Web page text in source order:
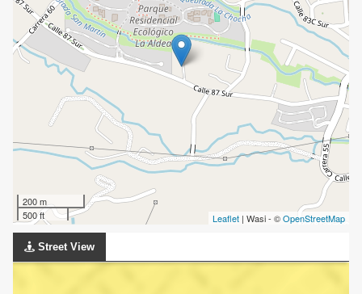
200 m
500 ft
Leaflet | Wasi - ©OpenStreetMap
Street View